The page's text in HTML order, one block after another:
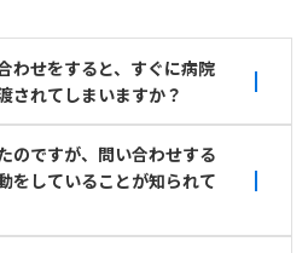
わせをすると、すぐに病院
されてしまいますか？
のですが、問い合わせする
をしていることが知られて